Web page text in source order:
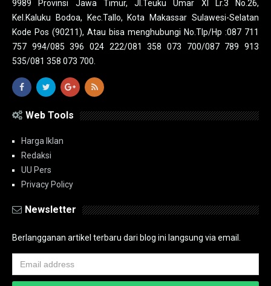
9989 Provinsi Jawa Timur, Jl.Teuku Umar XI Lr.3 No.26,
Kel.Kaluku Bodoa, Kec.Tallo, Kota Makassar Sulawesi-Selatan
Kode Pos (90211), Atau bisa menghubungi No.Tlp/Hp :087 711
757 994/085 396 024 222/081 358 073 700/087 789 913
535/081 358 073 700.
Web Tools
Harga Iklan
Redaksi
UU Pers
Privacy Policy
Newsletter
Berlangganan artikel terbaru dari blog ini langsung via email.